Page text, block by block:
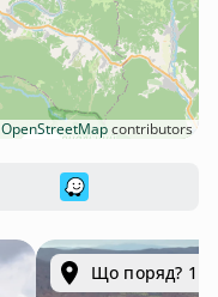
OpenStreetMapcontributors
Що поряд?